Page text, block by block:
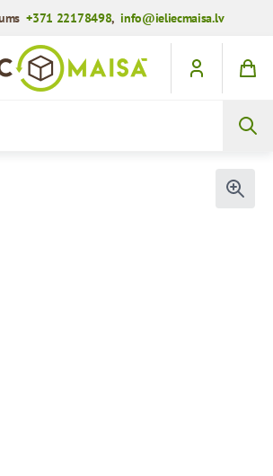
+371 22178498,info@ieliecmaisa.lv